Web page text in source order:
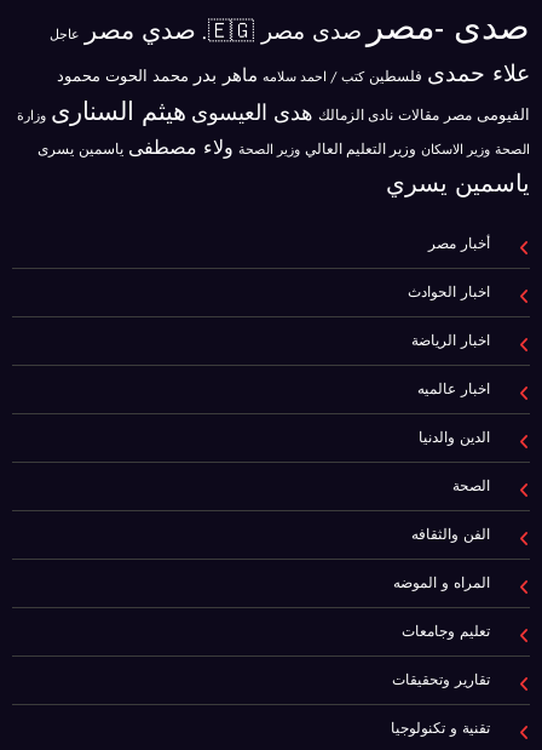
صدى -مصر صدى مصر 🇪🇬. صدي مصر عاجل
علاء حمدى فلسطين كتب / احمد سلامه ماهر بدر محمد الحوت محمود
الفيومى مصر مقالات نادى الزمالك هدى العيسوى هيثم السنارى وزارة
الصحة وزير الاسكان وزير التعليم العالي وزير الصحة ولاء مصطفى ياسمين يسرى
ياسمين يسري
أخبار مصر
اخبار الحوادث
اخبار الرياضة
اخبار عالميه
الدين والدنيا
الصحة
الفن والثقافه
المراه و الموضه
تعليم وجامعات
تقارير وتحقيقات
تقنية و تكنولوجيا